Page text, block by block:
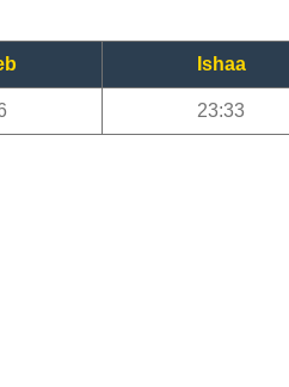
Ishaa
23:33